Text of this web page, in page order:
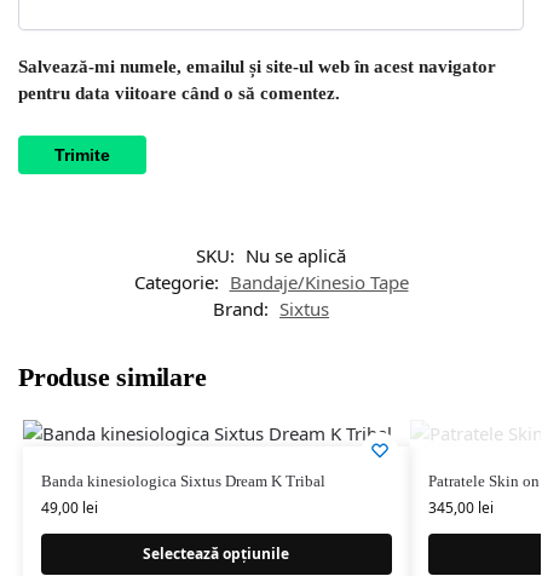
Salvează-mi numele, emailul și site-ul web în acest navigator
pentru data viitoare când o să comentez.
SKU: Nu se aplică
Categorie: Bandaje/Kinesio Tape
Brand: Sixtus
Produse similare
Banda kinesiologica Sixtus Dream K Tribal
49,00 lei
Selectează opțiunile
Patratele Skin
345,00 lei